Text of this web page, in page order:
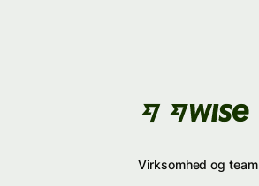
Virksomhed og team